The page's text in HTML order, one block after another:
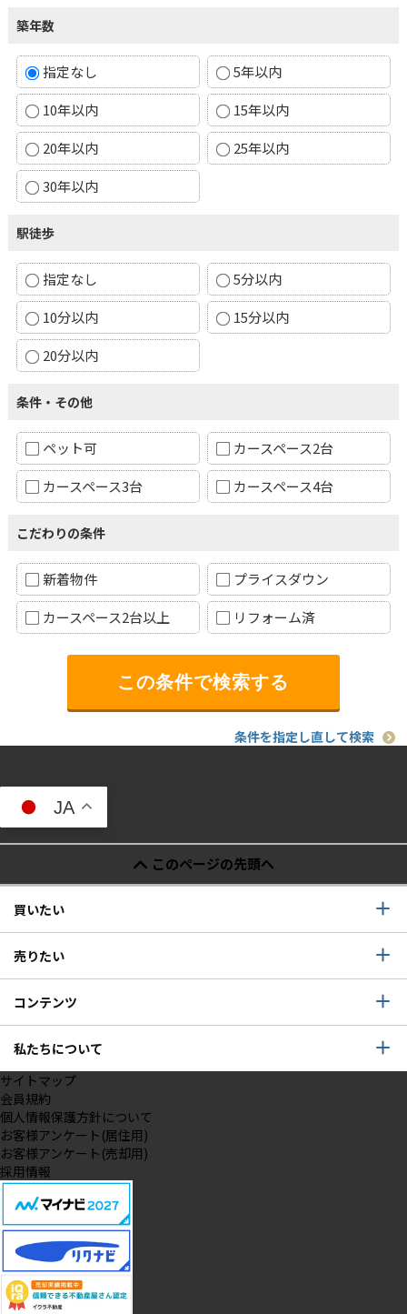
築年数
指定なし
5年以内
10年以内
15年以内
20年以内
25年以内
30年以内
駅徒歩
指定なし
5分以内
10分以内
15分以内
20分以内
条件・その他
ペット可
カースペース2台
カースペース3台
カースペース4台
こだわりの条件
新着物件
プライスダウン
カースペース2台以上
リフォーム済
条件を指定し直して検索
JA
このページの先頭へ
買いたい
売りたい
コンテンツ
私たちについて
サイトマップ
会員規約
個人情報保護方針について
お客様アンケート(居住用)
お客様アンケート(売却用)
採用情報